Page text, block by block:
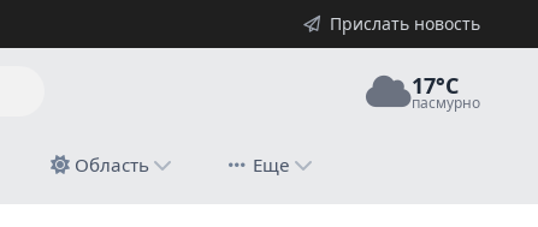
Прислать новость
17°C
пасмурно
Область Еще